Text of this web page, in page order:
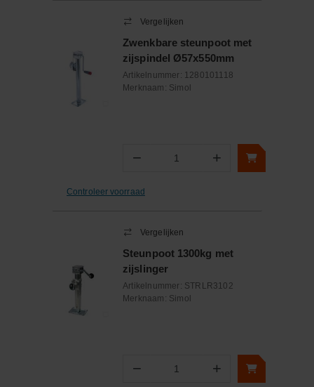
Vergelijken
Zwenkbare steunpoot met
zijspindel Ø57x550mm
Artikelnummer: 1280101118
Merknaam: Simol
− Aantal +
Controleer voorraad
Vergelijken
Steunpoot 1300kg met
zijslinger
Artikelnummer: STRLR3102
Merknaam: Simol
− Aantal +